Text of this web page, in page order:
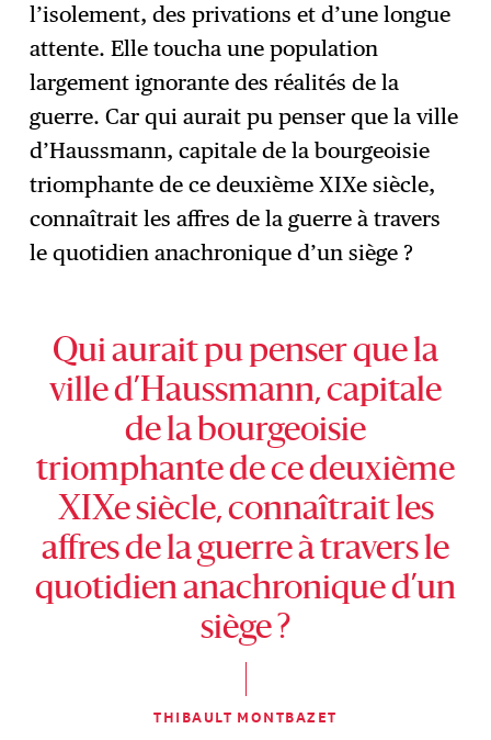
l’isolement, des privations et d’une longue
attente. Elle toucha une population
largement ignorante des réalités de la
guerre. Car qui aurait pu penser que la ville
d’Haussmann, capitale de la bourgeoisie
triomphante de ce deuxième XIXe siècle,
connaîtrait les affres de la guerre à travers
le quotidien anachronique d’un siège ?
Qui aurait pu penser que la
ville d’Haussmann, capitale
de la bourgeoisie
triomphante de ce deuxième
XIXe siècle, connaîtrait les
affres de la guerre à travers le
quotidien anachronique d’un
siège ?
THIBAULT MONTBAZET